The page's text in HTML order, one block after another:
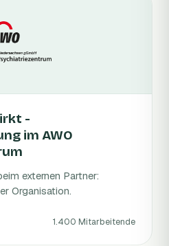
-
im AWO
externen Partner:
Organisation.
1.400 Mitarbeitende